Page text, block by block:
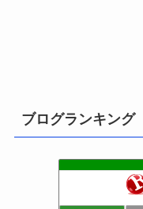
ブログランキング